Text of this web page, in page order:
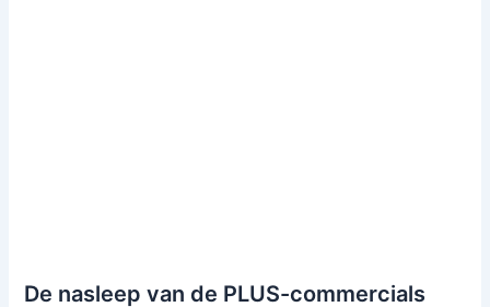
De nasleep van de PLUS-commercials